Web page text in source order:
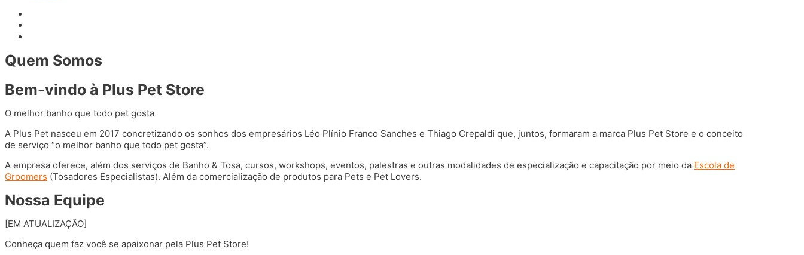
Quem Somos
Bem-vindo à Plus Pet Store
O melhor banho que todo pet gosta
A Plus Pet nasceu em 2017 concretizando os sonhos dos empresários Léo Plínio Franco Sanches e Thiago Crepaldi que, juntos, formaram a marca Plus Pet Store e o conceito
de serviço “o melhor banho que todo pet gosta”.
A empresa oferece, além dos serviços de Banho & Tosa, cursos, workshops, eventos, palestras e outras modalidades de especialização e capacitação por meio da Escola de
Groomers (Tosadores Especialistas). Além da comercialização de produtos para Pets e Pet Lovers.
Nossa Equipe
[EM ATUALIZAÇÃO]
Conheça quem faz você se apaixonar pela Plus Pet Store!